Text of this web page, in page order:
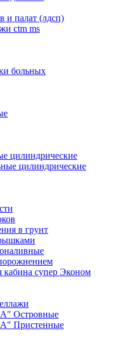
и палат (лдсп)
ctm ms
больных
цилиндрические
цилиндрические
в грунт
кабина супер Эконом
Островные
Пристенные